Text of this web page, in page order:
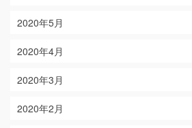
2020年5月
2020年4月
2020年3月
2020年2月